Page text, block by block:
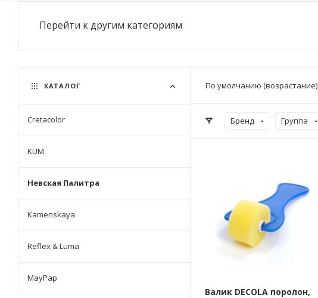
Перейти к другим категориям
По умолчанию (возрастание)
Бренд Группа
Валик DECOLA поролон,
КАТАЛОГ
Cretacolor
KUM
Невская Палитра
Kamenskaya
Reflex & Luma
MayPap